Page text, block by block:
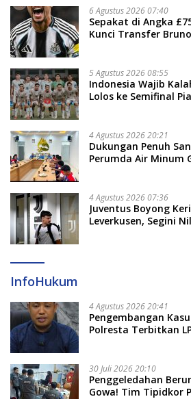
6 Agustus 2026 07:40
Sepakat di Angka
Kunci Transfer
5 Agustus 2026 08:55
Indonesia Wajib
Lolos ke Semifinal
4 Agustus 2026 20:21
Dukungan Penuh
Perumda Air Minum
4 Agustus 2026 07:36
Juventus Boyong
Leverkusen, Segini
InfoHukum
4 Agustus 2026 20:41
Pengembangan
Polresta Terbitkan
30 Juli 2026 20:10
Penggeledahan
Gowa! Tim Tipidkor